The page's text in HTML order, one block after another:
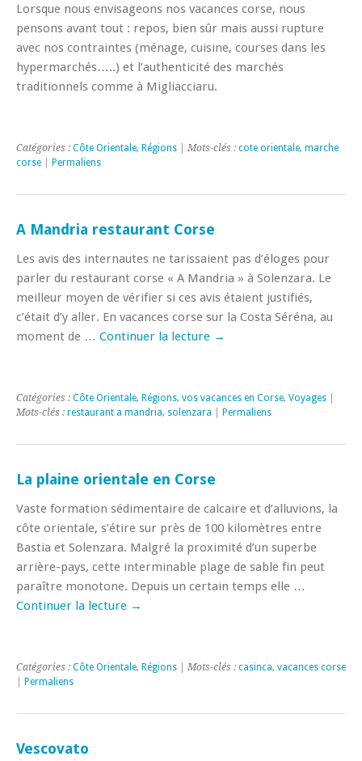
Lorsque nous envisageons nos vacances corse, nous
pensons avant tout : repos, bien sûr mais aussi rupture
avec nos contraintes (ménage, cuisine, courses dans les
hypermarchés…..) et l’authenticité des marchés
traditionnels comme à Migliacciaru.
Catégories : Côte Orientale, Régions | Mots-clés : cote orientale, marche
corse
Permaliens
A Mandria restaurant Corse
Les avis des internautes ne tarissaient pas d’éloges pour
parler du restaurant corse « A Mandria » à Solenzara. Le
meilleur moyen de vérifier si ces avis étaient justifiés,
c’était d’y aller. En vacances corse sur la Costa Séréna, au
moment de … Continuer la lecture →
Catégories : Côte Orientale, Régions, vos vacances en Corse, Voyages
Mots-clés : restaurant a mandria, solenzara Permaliens
La plaine orientale en Corse
Vaste formation sédimentaire de calcaire et d’alluvions, la
côte orientale, s’étire sur près de 100 kilomètres entre
Bastia et Solenzara. Malgré la proximité d’un superbe
arrière-pays, cette interminable plage de sable fin peut
paraître monotone. Depuis un certain temps elle …
Continuer la lecture →
Catégories : Côte Orientale, Régions | Mots-clés : casinca, vacances corse
Permaliens
Vescovato